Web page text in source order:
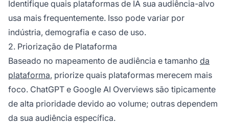
Identifique quais plataformas de IA sua audiência-alvo
usa mais frequentemente. Isso pode variar por
indústria, demografia e caso de uso.
2. Priorização de Plataforma
Baseado no mapeamento de audiência e tamanho da
plataforma, priorize quais plataformas merecem mais
foco. ChatGPT e Google AI Overviews são tipicamente
de alta prioridade devido ao volume; outras dependem
da sua audiência específica.